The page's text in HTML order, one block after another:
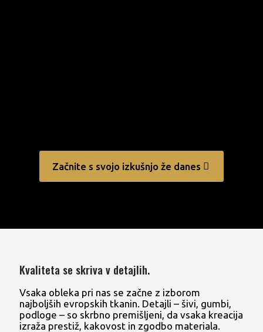
Začnite s svojo izkušnjo že danes
Kvaliteta se skriva v detajlih.
Vsaka obleka pri nas se začne z izborom
najboljših evropskih tkanin. Detajli – šivi, gumbi,
podloge – so skrbno premišljeni, da vsaka kreacija
izraža prestiž, kakovost in zgodbo materiala.